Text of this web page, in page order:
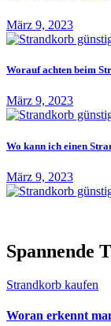
März 9, 2023
Worauf achten beim
März 9, 2023
Wo kann ich einen
März 9, 2023
Spannende
Strandkorb kaufen
Woran erkennt